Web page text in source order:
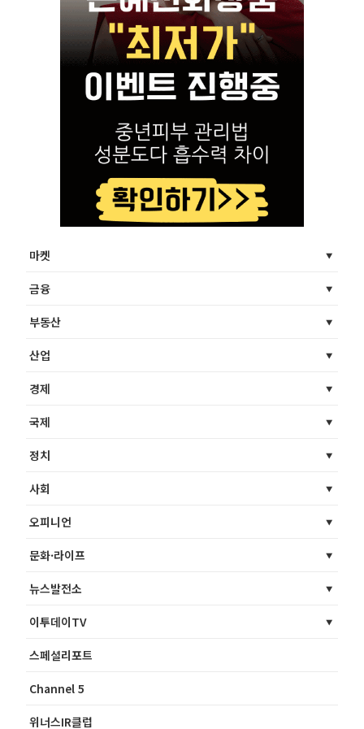
마켓
금융
부동산
산업
경제
국제
정치
사회
오피니언
문화·라이프
뉴스발전소
이투데이TV
스페셜리포트
Channel 5
위너스IR클럽